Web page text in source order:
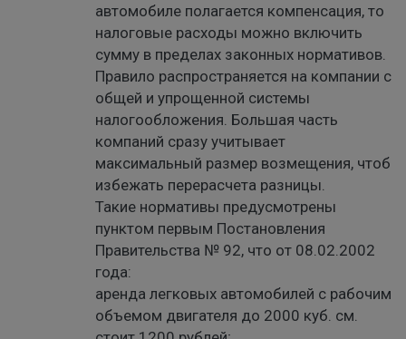
автомобиле полагается компенсация, то
налоговые расходы можно включить
сумму в пределах законных нормативов.
Правило распространяется на компании с
общей и упрощенной системы
налогообложения. Большая часть
компаний сразу учитывает
максимальный размер возмещения, чтоб
избежать перерасчета разницы.
Такие нормативы предусмотрены
пунктом первым Постановления
Правительства № 92, что от 08.02.2002
года:
аренда легковых автомобилей с рабочим
объемом двигателя до 2000 куб. см.